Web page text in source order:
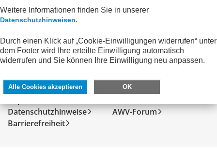
SERVICE
Kontakt
Datenschutzhinweise
Barrierefreiheit
DIREKT ZU
FeRD
AWV-Forum
Weitere Informationen finden Sie in unserer
Datenschutzhinweisen.
Durch einen Klick auf „Cookie-Einwilligungen widerrufen“ unter
dem Footer wird Ihre erteilte Einwilligung automatisch
widerrufen und Sie können Ihre Einwilligung neu anpassen.
Alle Cookies akzeptieren OK